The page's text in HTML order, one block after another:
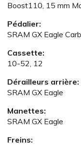
Boost110, 15 mm
Pédalier:
SRAM GX Eagle
Cassette:
10-52, 12
Dérailleurs arrière:
SRAM GX Eagle
Manettes:
SRAM GX Eagle
Freins: